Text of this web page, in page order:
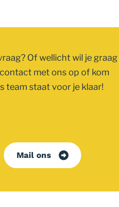
Of wellicht wil je graag
met ons op of kom
team staat voor je klaar!
Mail ons